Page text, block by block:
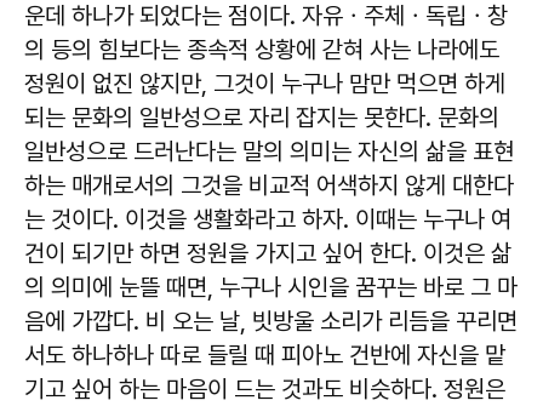
운데 하나가 되었다는 점이다. 자유ㆍ주체ㆍ독립ㆍ창
의 등의 힘보다는 종속적 상황에 갇혀 사는 나라에도
정원이 없진 않지만, 그것이 누구나 맘만 먹으면 하게
되는 문화의 일반성으로 자리 잡지는 못한다. 문화의
일반성으로 드러난다는 말의 의미는 자신의 삶을 표현
하는 매개로서의 그것을 비교적 어색하지 않게 대한다
는 것이다. 이것을 생활화라고 하자. 이때는 누구나 여
건이 되기만 하면 정원을 가지고 싶어 한다. 이것은 삶
의 의미에 눈뜰 때면, 누구나 시인을 꿈꾸는 바로 그 마
음에 가깝다. 비 오는 날, 빗방울 소리가 리듬을 꾸리면
서도 하나하나 따로 들릴 때 피아노 건반에 자신을 맡
기고 싶어 하는 마음이 드는 것과도 비슷하다. 정원은